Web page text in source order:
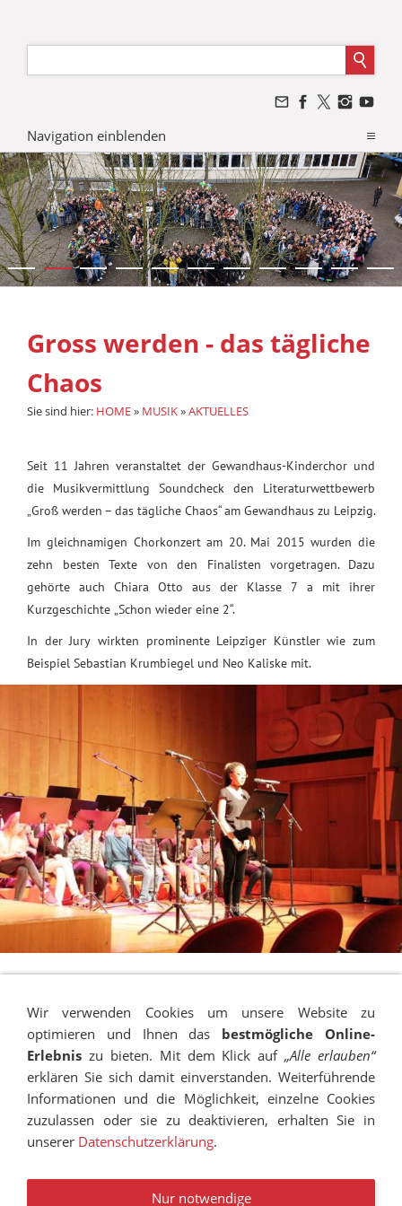
Navigation einblenden
Gross werden - das tägliche
Chaos
Sie sind hier: HOME» MUSIK»AKTUELLES
Seit 11 Jahren veranstaltet der Gewandhaus-Kinderchor und
die Musikvermittlung Soundcheck den Literaturwettbewerb
„Groß werden – das tägliche Chaos“ am Gewandhaus zu Leipzig.
Im gleichnamigen Chorkonzert am 20. Mai 2015 wurden die
zehn besten Texte von den Finalisten vorgetragen. Dazu
gehörte auch Chiara Otto aus der Klasse 7 a mit ihrer
Kurzgeschichte „Schon wieder eine 2“.
In der Jury wirkten prominente Leipziger Künstler wie zum
Beispiel Sebastian Krumbiegel und Neo Kaliske mit.
COOKIES
TRANSPARENZ
BESCHWERDEMANAGEMENT
NEWSLETTER STELLENANGEBOTE
Wir verwenden Cookies um unsere Website zu
optimieren und Ihnen das bestmögliche Online-
Erlebnis zu bieten. Mit dem Klick auf„Alle erlauben“
erklären Sie sich damit einverstanden. Weiterführende
Informationen und die Möglichkeit, einzelne Cookies
zuzulassen oder sie zu deaktivieren, erhalten Sie in
unserer Datenschutzerklärung.
Nur notwendige